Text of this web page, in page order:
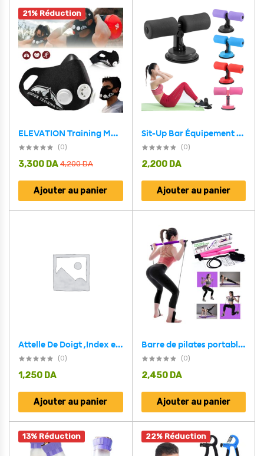
21% Réduction
ELEVATION Training Mask Pour Améliorer Vos Performances Sportives En Général
(0)
4,200DA
3,300 DA
Ajouter au panier
Sit-Up Bar Équipement de fitness à domicile ventouse, aide à s’asseoir, Muscles abdominaux, entraînement du corps
(0)
2,200 DA
Ajouter au panier
Attelle De Doigt ,Index en Aluminium Réglable Moyen Doigt Récupération Protection Contre Les Blessures
(0)
1,250 DA
Ajouter au panier
Barre de pilates portable avec bande de résistance réglable
(0)
2,450 DA
Ajouter au panier
13% Réduction 22% Réduction